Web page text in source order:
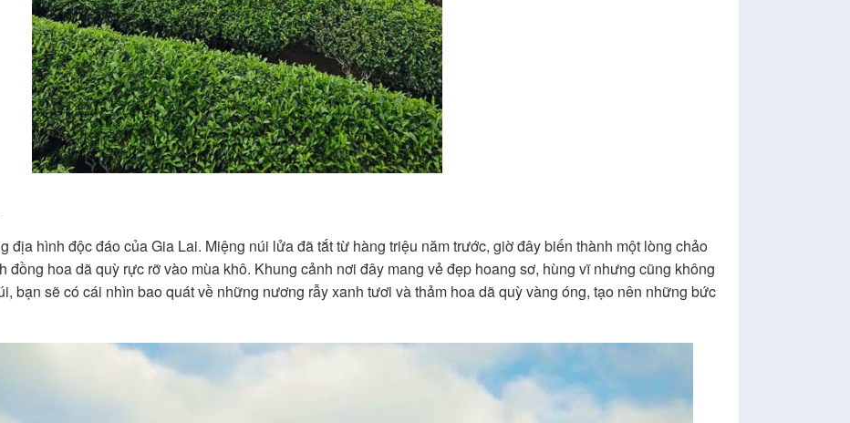
hình độc đáo của Gia Lai. Miệng núi lửa đã tắt từ hàng triệu năm trước, giờ đây biến thành một lòng chảo
đồng hoa dã quỳ rực rỡ vào mùa khô. Khung cảnh nơi đây mang vẻ đẹp hoang sơ, hùng vĩ nhưng cũng không
bạn sẽ có cái nhìn bao quát về những nương rẫy xanh tươi và thảm hoa dã quỳ vàng óng, tạo nên những bức